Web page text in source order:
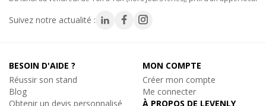
Montage simple et rapide: grâce à sa conception
modulaire, l'assemblage se fait sans effort.
permanentes.
-Légèreté et robustesse
: facilite le transport et assure une
durabilité à long terme.
Suivez notre actualité :
BESOIN D'AIDE ?
Réussir son stand
Blog
Obtenir un devis personnalisé
MON COMPTE
Créer mon compte
Me connecter
À PROPOS DE LEVENLY